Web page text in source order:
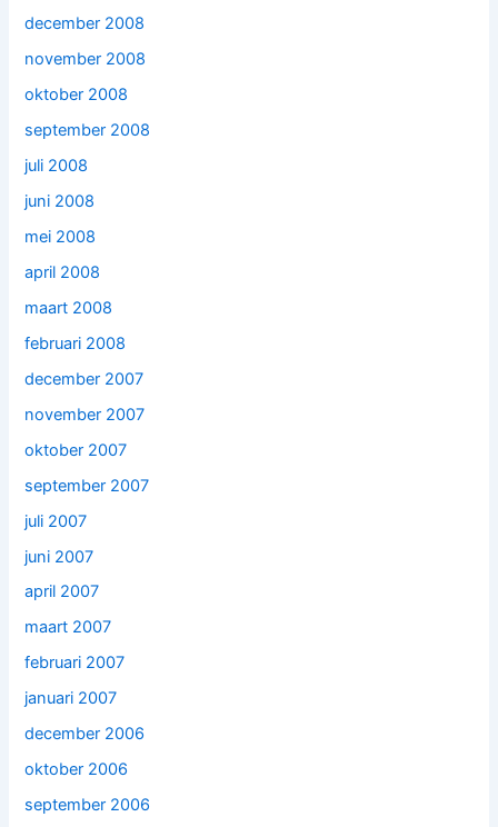
december 2008
november 2008
oktober 2008
september 2008
juli 2008
juni 2008
mei 2008
april 2008
maart 2008
februari 2008
december 2007
november 2007
oktober 2007
september 2007
juli 2007
juni 2007
april 2007
maart 2007
februari 2007
januari 2007
december 2006
oktober 2006
september 2006